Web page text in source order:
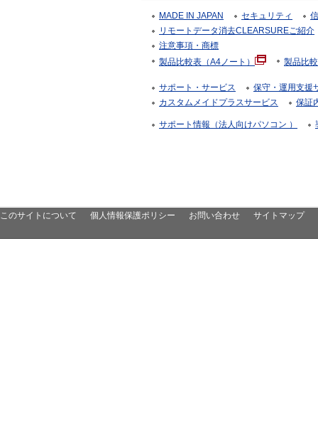
MADE IN JAPAN セキュリティ
リモートデータ消去CLEARSUREご紹介
注意事項・商標
製品比較表（A4ノート）
製品比
サポート・サービス
保守・運用支援
カスタムメイドプラスサービス
保証
サポート情報（法人向けパソコン ）
このサイトについて 個人情報保護ポリシー お問い合わせ サイトマップ